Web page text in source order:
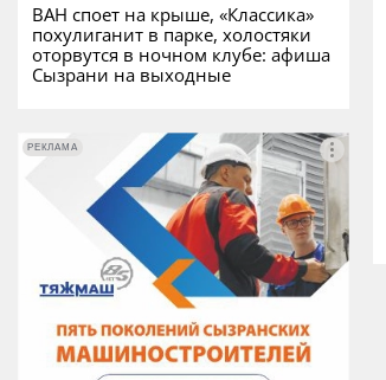
ВАН споет на крыше, «Классика»
похулиганит в парке, холостяки
оторвутся в ночном клубе: афиша
Сызрани на выходные
РЕКЛАМА РЕКЛАМА